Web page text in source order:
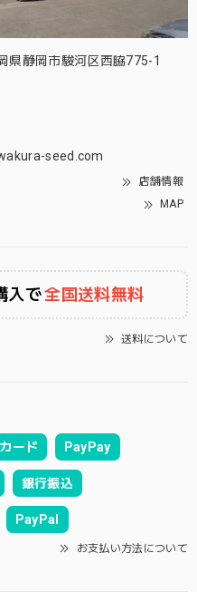
静岡市駿河区西脇775-1
seed.com
店舗情報
MAP
入で全国送料無料
送料について
ード PayPay
銀行振込
PayPal
お支払い方法について